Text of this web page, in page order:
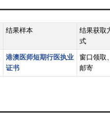
结果样本
结果获取
式
港澳医师短期行医执业
证书
窗口领取
邮寄